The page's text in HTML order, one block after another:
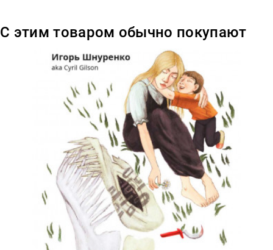
С этим товаром обычно покупают